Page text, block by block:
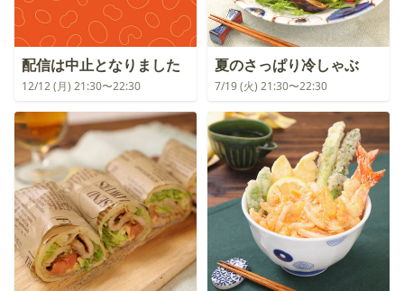
配信は中止となりました
12/12 (月) 21:30〜22:30
夏のさっぱり冷しゃぶ
7/19 (火) 21:30〜22:30